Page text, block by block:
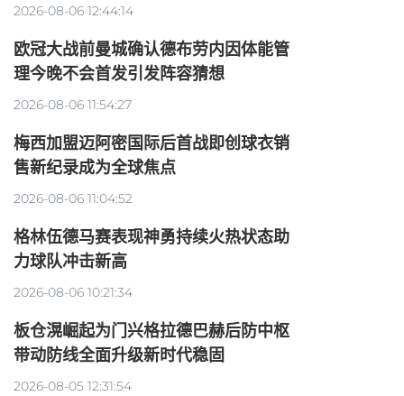
2026-08-06 12:44:14
欧冠大战前曼城确认德布劳内因体能管
理今晚不会首发引发阵容猜想
2026-08-06 11:54:27
梅西加盟迈阿密国际后首战即创球衣销
售新纪录成为全球焦点
2026-08-06 11:04:52
格林伍德马赛表现神勇持续火热状态助
力球队冲击新高
2026-08-06 10:21:34
板仓滉崛起为门兴格拉德巴赫后防中枢
带动防线全面升级新时代稳固
2026-08-05 12:31:54